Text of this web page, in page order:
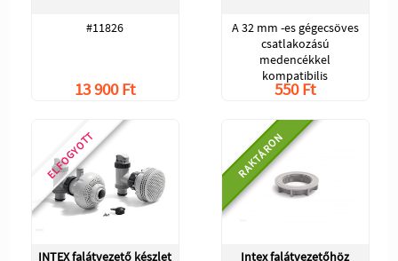
#11826
13 900 Ft
A 32 mm -es gégecsöves
csatlakozású
medencékkel
kompatibilis
550 Ft
ELFOGYOTT
INTEX falátvezető készlet
RAKTÁRON
Intex falátvezetőhöz